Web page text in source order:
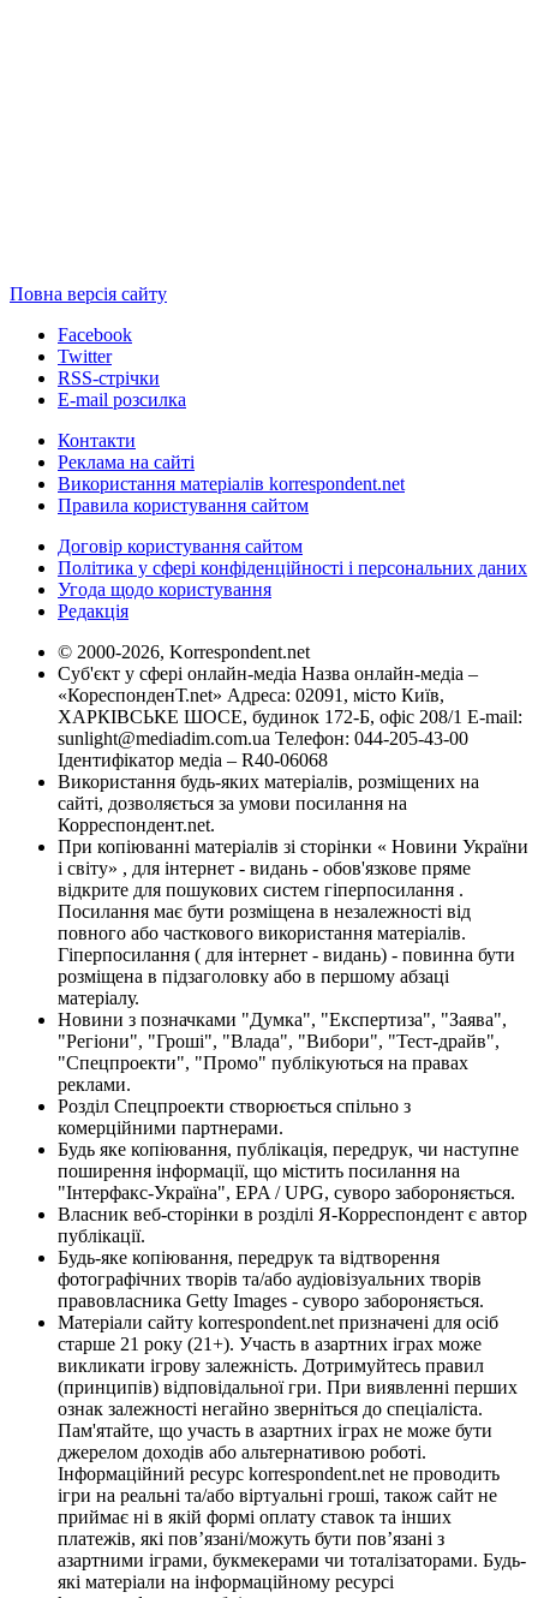
Повна версія сайту
Facebook
Twitter
RSS-стрічки
E-mail розсилка
Контакти
Реклама на сайті
Використання матеріалів korrespondent.net
Правила користування сайтом
Договір користування сайтом
Політика у сфері конфіденційності і персональних даних
Угода щодо користування
Редакція
© 2000-2026, Korrespondent.net
Суб'єкт у сфері онлайн-медіа Назва онлайн-медіа –
«КореспонденТ.net» Адреса: 02091, місто Київ,
ХАРКІВСЬКЕ ШОСЕ, будинок 172-Б, офіс 208/1 E-mail:
sunlight@mediadim.com.ua Телефон: 044-205-43-00
Ідентифікатор медіа – R40-06068
Використання будь-яких матеріалів, розміщених на
сайті, дозволяється за умови посилання на
Корреспондент.net.
При копіюванні матеріалів зі сторінки « Новини України
і світу» , для інтернет - видань - обов'язкове пряме
відкрите для пошукових систем гіперпосилання .
Посилання має бути розміщена в незалежності від
повного або часткового використання матеріалів.
Гіперпосилання ( для інтернет - видань) - повинна бути
розміщена в підзаголовку або в першому абзаці
матеріалу.
Новини з позначками "Думка", "Експертиза", "Заява",
"Регіони", "Гроші", "Влада", "Вибори", "Тест-драйв",
"Спецпроекти", "Промо" публікуються на правах
реклами.
Розділ Спецпроекти створюється спільно з
комерційними партнерами.
Будь яке копіювання, публікація, передрук, чи наступне
поширення інформації, що містить посилання на
"Інтерфакс-Україна", EPA / UPG, суворо забороняється.
Власник веб-сторінки в розділі Я-Корреспондент є автор
публікації.
Будь-яке копіювання, передрук та відтворення
фотографічних творів та/або аудіовізуальних творів
правовласника Getty Images - суворо забороняється.
Матеріали сайту korrespondent.net призначені для осіб
старше 21 року (21+). Участь в азартних іграх може
викликати ігрову залежність. Дотримуйтесь правил
(принципів) відповідальної гри. При виявленні перших
ознак залежності негайно зверніться до спеціаліста.
Пам'ятайте, що участь в азартних іграх не може бути
джерелом доходів або альтернативою роботі.
Інформаційний ресурс korrespondent.net не проводить
ігри на реальні та/або віртуальні гроші, також сайт не
приймає ні в якій формі оплату ставок та інших
платежів, які пов’язані/можуть бути пов’язані з
азартними іграми, букмекерами чи тоталізаторами. Будь-
які матеріали на інформаційному ресурсі